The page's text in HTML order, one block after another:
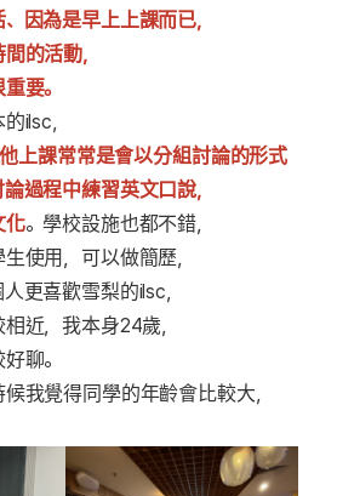
因為是早上上課而已，
的活動，
要。
ilsc，
上課常常是會以分組討論的形式
過程中練習英文口說，
化。學校設施也都不錯，
使用，可以做簡歷，
更喜歡雪梨的ilsc，
近，我本身24歲，
聊。
我覺得同學的年齡會比較大，